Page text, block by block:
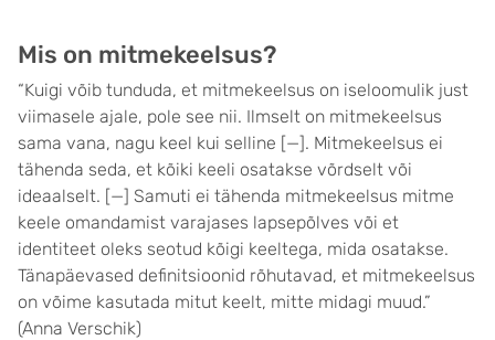
Mis on mitmekeelsus?
“Kuigi võib tunduda, et mitmekeelsus on iseloomulik just
viimasele ajale, pole see nii. Ilmselt on mitmekeelsus
sama vana, nagu keel kui selline [—]. Mitmekeelsus ei
tähenda seda, et kõiki keeli osatakse võrdselt või
ideaalselt. [—] Samuti ei tähenda mitmekeelsus mitme
keele omandamist varajases lapsepõlves või et
identiteet oleks seotud kõigi keeltega, mida osatakse.
Tänapäevased definitsioonid rõhutavad, et mitmekeelsus
on võime kasutada mitut keelt, mitte midagi muud.”
(Anna Verschik)